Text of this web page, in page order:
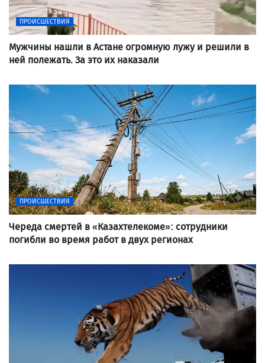
ПРОИСШЕСТВИЯ
Мужчины нашли в Астане огромную лужу и решили в
ней полежать. За это их наказали
ПРОИСШЕСТВИЯ
Череда смертей в «Казахтелекоме»: сотрудники
погибли во время работ в двух регионах